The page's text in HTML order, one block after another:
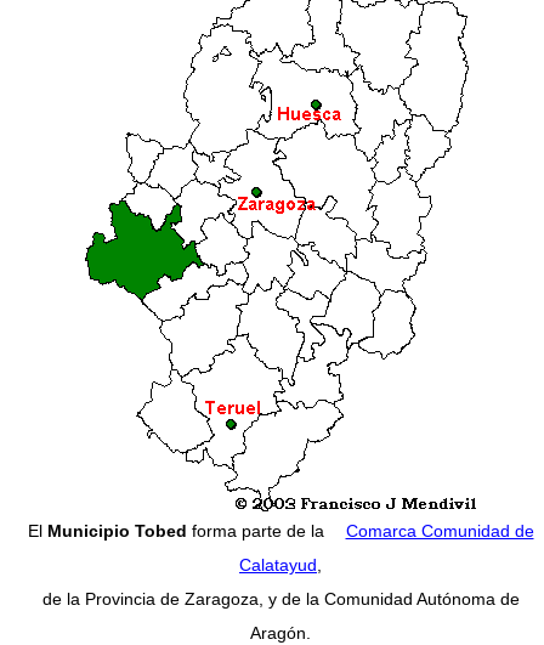
El Municipio Tobed forma parte de la
Comarca Comunidad de
Calatayud,
de la Provincia de Zaragoza, y de la Comunidad Autónoma de
Aragón.